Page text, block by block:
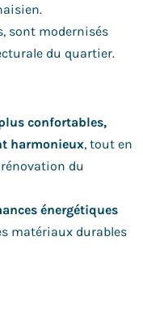
sont modernisés
du quartier.
confortables,
harmonieux, tout en
du
énergétiques
matériaux durables